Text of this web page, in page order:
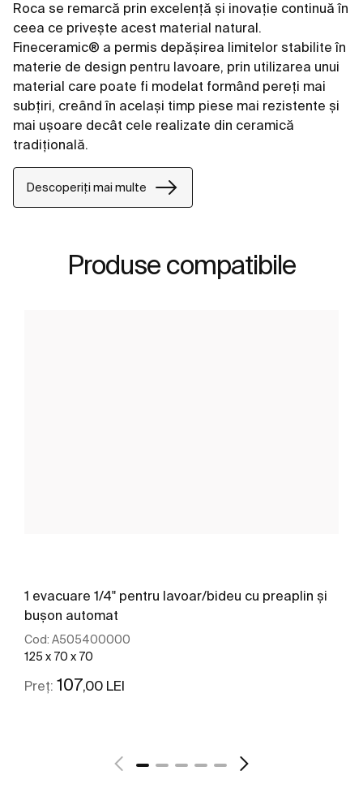
Roca se remarcă prin excelență și inovație continuă în
ceea ce privește acest material natural.
Fineceramic® a permis depășirea limitelor stabilite în
materie de design pentru lavoare, prin utilizarea unui
material care poate fi modelat formând pereți mai
subțiri, creând în același timp piese mai rezistente și
mai ușoare decât cele realizate din ceramică
tradițională.
Descoperiți mai multe
Produse compatibile
1 evacuare 1/4" pentru lavoar/bideu cu preaplin și
bușon automat
Cod: A505400000
125 x 70 x 70
Preț: 107,00 LEI